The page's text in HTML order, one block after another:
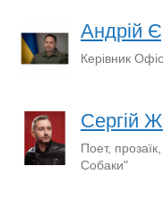
Андрій
Керівник
Сергій
Поет,
Собаки"